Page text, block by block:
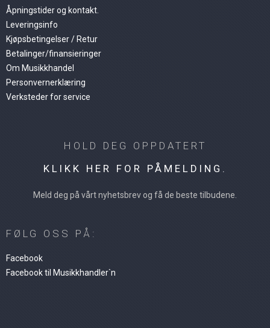
Åpningstider og kontakt.
Leveringsinfo
Kjøpsbetingelser / Retur
Betalinger/finansieringer
Om Musikkhandel
Personvernerklæring
Verksteder for service
HOLD DEG OPPDATERT
KLIKK HER FOR PÅMELDING.
Meld deg på vårt nyhetsbrev og få de beste tilbudene.
FØLG OSS PÅ:
Facebook
Facebook til Musikkhandler`n